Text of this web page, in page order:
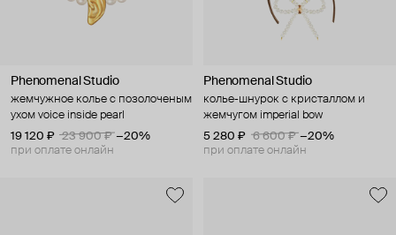
Phenomenal Studio
жемчужное колье с позолоченым
ухом voice inside pearl
19 120 ₽
23 900 ₽ −20%
при оплате онлайн
Phenomenal Studio
колье-шнурок с кристаллом и
жемчугом imperial bow
5 280 ₽
6 600 ₽ −20%
при оплате онлайн